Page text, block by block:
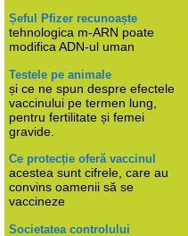
Șeful Pfizer recunoaște
tehnologica m-ARN poate
modifica ADN-ul uman
Testele pe animale
și ce ne spun despre efectele
vaccinului pe termen lung,
pentru fertilitate și femei
gravide.
Ce protecție oferă vaccinul
acestea sunt cifrele, care au
convins oamenii să se
vaccineze
Societatea controlului